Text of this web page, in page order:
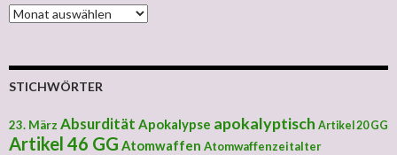
MONATLICHE ARCHIVE
STICHWÖRTER
23. März Absurdität Apokalypse apokalyptisch Artikel 20 GG
Artikel 46 GG Atomwaffen Atomwaffenzeitalter